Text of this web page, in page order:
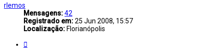
topo
rlemos
Mensagens:42
Registrado em:25 Jun 2008, 15:57
Localização: Florianópolis